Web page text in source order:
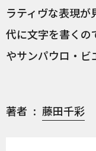
ラティヴな表現
代に文字を書くの
やサンパウロ・ビ
著者 藤田千彩